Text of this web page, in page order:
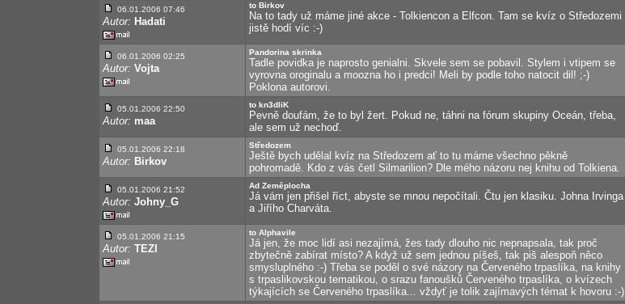
06.01.2006 07:46
Autor: Hadati
to Birkov
Na to tady už máme jiné akce - Tolkiencon a Elfcon. Tam se kvíz o Středozemi
jistě hodí víc :-)
06.01.2006 02:25
Autor: Vojta
Pandorina skrinka
Tadle povidka je naprosto genialni. Skvele sem se pobavil. Stylem i vtipem se
vyrovna oroginalu a moozna ho i predci! Meli by podle toho natocit dil! ;-)
Poklona autorovi.
05.01.2006 22:50
Autor: maa
to kn3dliK
Pevně doufám, že to byl žert. Pokud ne, táhni na fórum skupiny Oceán, třeba,
ale sem už nechoď.
05.01.2006 22:18
Autor: Birkov
Středozem
Ještě bych udělal kvíz na Středozem ať to tu máme všechno pěkně
pohromadě. Kdo z vás četl Silmarilion? Dle mého názoru nej knihu od Tolkiena.
05.01.2006 21:52
Autor: Johny_G
Ad Zeměplocha
Já vám jen přišel říct, abyste se mnou nepočítali. Čtu jen klasiku. Johna Irvinga
a Jiřího Charváta.
05.01.2006 21:15
Autor: TEZI
to Alphavile
Já jen, že moc lidí asi nezajímá, žes tady dlouho nic nepnapsala, tak proč
zbytečně zabírat místo? A když už sem jednou píšeš, tak piš alespoň něco
smysluplného :-) Třeba se poděl o své názory na Červeného trpaslíka, na knihy
s trpaslikovskou tematikou, o srazu fanoušků Červeného trpaslíka, o kvízech
týkajících se Červeného trpaslíka... vždyť je tolik zajímavých témat k hovoru :-)